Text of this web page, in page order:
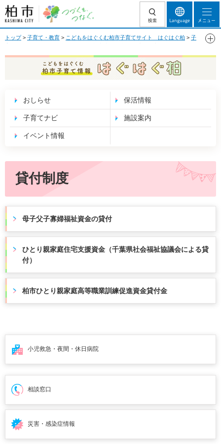
柏市 つづくを、
つなぐ。
検索 Language メニュー
トップ> 子育て・教育 > こどもをはぐくむ柏市子育てサイト はぐはぐ柏 > 子
こどもをはぐくむ 柏市子育て情報 はぐはぐ
柏
おしらせ 保活情報
子育てナビ 施設案内
イベント情報
貸付制度
母子父子寡婦福祉資金の貸付
ひとり親家庭住宅支援資金（千葉県社会福祉協議会による貸
付）
柏市ひとり親家庭高等職業訓練促進資金貸付金
小児救急・夜間・ 休日病院
相談窓口
災害・感染症情報